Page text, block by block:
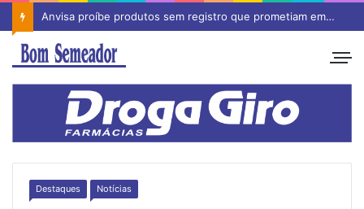
Anvisa proíbe produtos sem registro que prometiam emagrecimento
Destaques Notícias